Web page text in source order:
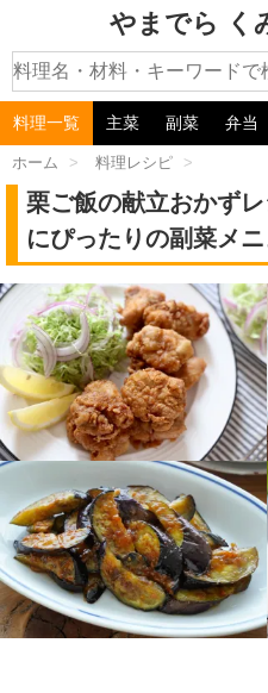
やまでら く
料理一覧 主菜 副菜 弁当
ホーム > 料理レシピ >
栗ご飯の献立おかず
にぴったりの副菜メ